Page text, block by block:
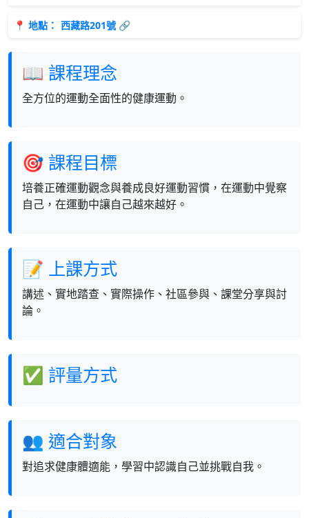
📍 地點： 西藏路201號 🔗
📖 課程理念
全方位的運動全面性的健康運動。
🎯 課程目標
培養正確運動觀念與養成良好運動習慣，在運動中覺察
自己，在運動中讓自己越來越好。
📝 上課方式
講述、實地踏查、實際操作、社區參與、課堂分享與討
論。
✅ 評量方式
👥 適合對象
對追求健康體適能，學習中認識自己並挑戰自我。